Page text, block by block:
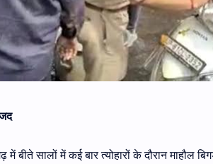
सालों में कई बार त्योहारों के दौरान माहौल